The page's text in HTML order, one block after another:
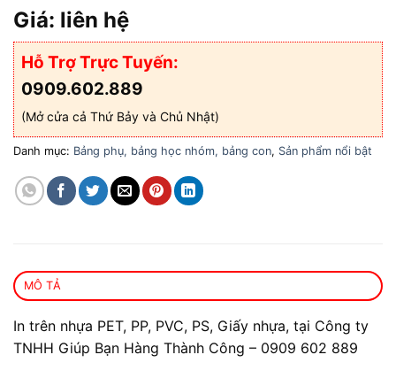
Giá: liên hệ
Hỗ Trợ Trực Tuyến:
0909.602.889
(Mở cửa cả Thứ Bảy và Chủ Nhật)
Danh mục: Bảng phụ, bảng học nhóm, bảng con, Sản phẩm nổi bật
MÔ TẢ
In trên nhựa PET, PP, PVC, PS, Giấy nhựa, tại Công ty
TNHH Giúp Bạn Hàng Thành Công – 0909 602 889